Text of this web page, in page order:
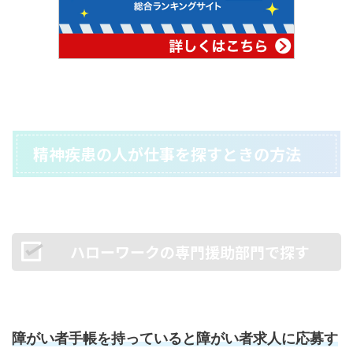
精神疾患の人が仕事を探すときの方法
ハローワークの専門援助部門で探す
障がい者手帳を持っていると障がい者求人に応募す